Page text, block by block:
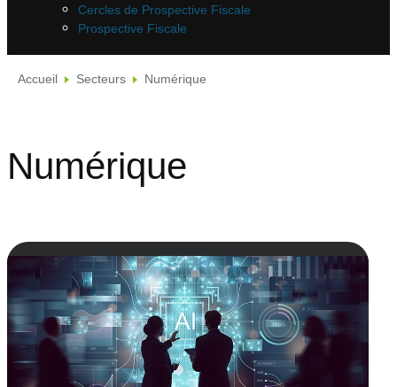
Cercles de Prospective Fiscale
Prospective Fiscale
Accueil Secteurs Numérique
Numérique